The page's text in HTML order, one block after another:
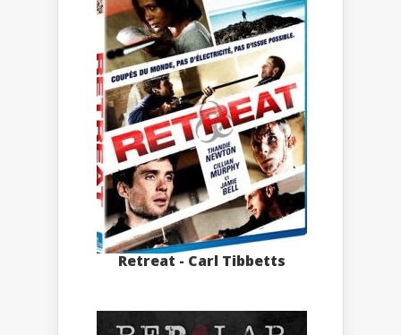
Retreat - Carl Tibbetts